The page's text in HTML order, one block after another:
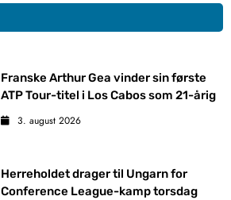
Franske Arthur Gea vinder sin første
ATP Tour-titel i Los Cabos som 21-årig
3. august 2026
Herreholdet drager til Ungarn for
Conference League-kamp torsdag